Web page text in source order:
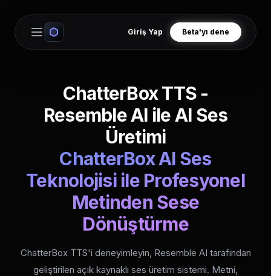
Open main menu
Giriş Yap Beta'yı dene
ChatterBox TTS -
Resemble AI ile AI Ses
Üretimi
ChatterBox AI Ses
Teknolojisi ile Profesyonel
Metinden Sese
Dönüştürme
ChatterBox TTS'i deneyimleyin, Resemble AI tarafından
geliştirilen açık kaynaklı ses üretim sistemi. Metni,